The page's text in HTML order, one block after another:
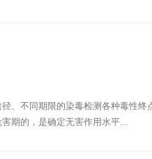
、不同期限的染毒检测各种毒性
期的，是确定无害作用水平...